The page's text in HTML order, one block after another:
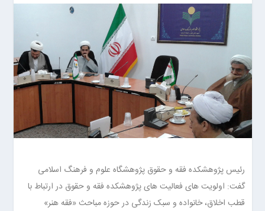
رئیس پژوهشکده فقه و حقوق پژوهشگاه علوم و فرهنگ اسلامی
گفت: اولویت های فعالیت های پژوهشکده فقه و حقوق در ارتباط با
قطب اخلاق، خانواده و سبک زندگی در حوزه مباحث «فقه هنر»